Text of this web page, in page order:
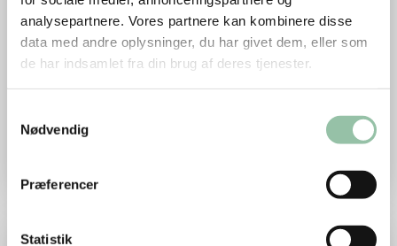
analysepartnere. Vores partnere kan kombinere disse
data med andre oplysninger, du har givet dem, eller som
de har indsamlet fra din brug af deres tjenester.
Nødvendig
Præferencer
Statistik
Lav lækker mad med æbler
Danske æbler har en unik kombination af
alt, lyder det fra to eksperter. Få tips til lækre
Læs mere om Sådan laver du lækker og billig mad af kogt kød